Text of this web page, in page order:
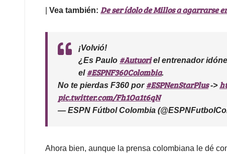
Vea también: De ser ídolo de Millos a agarrarse
¡Volvió!
¿Es Paulo #Autuoriel entrenador
el #ESPNF360Colombia.
No te pierdas F360 por #ESPNenStarPlus->
pic.twitter.com/Fh1Oa1t6qN
— ESPN Fútbol Colombia
Ahora bien, aunque la prensa colombiana le dé